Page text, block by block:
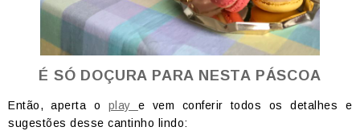
É SÓ DOÇURA PARA NESTA PÁSCOA
Então, aperta o play e vem conferir todos os detalhes e
sugestões desse cantinho lindo: